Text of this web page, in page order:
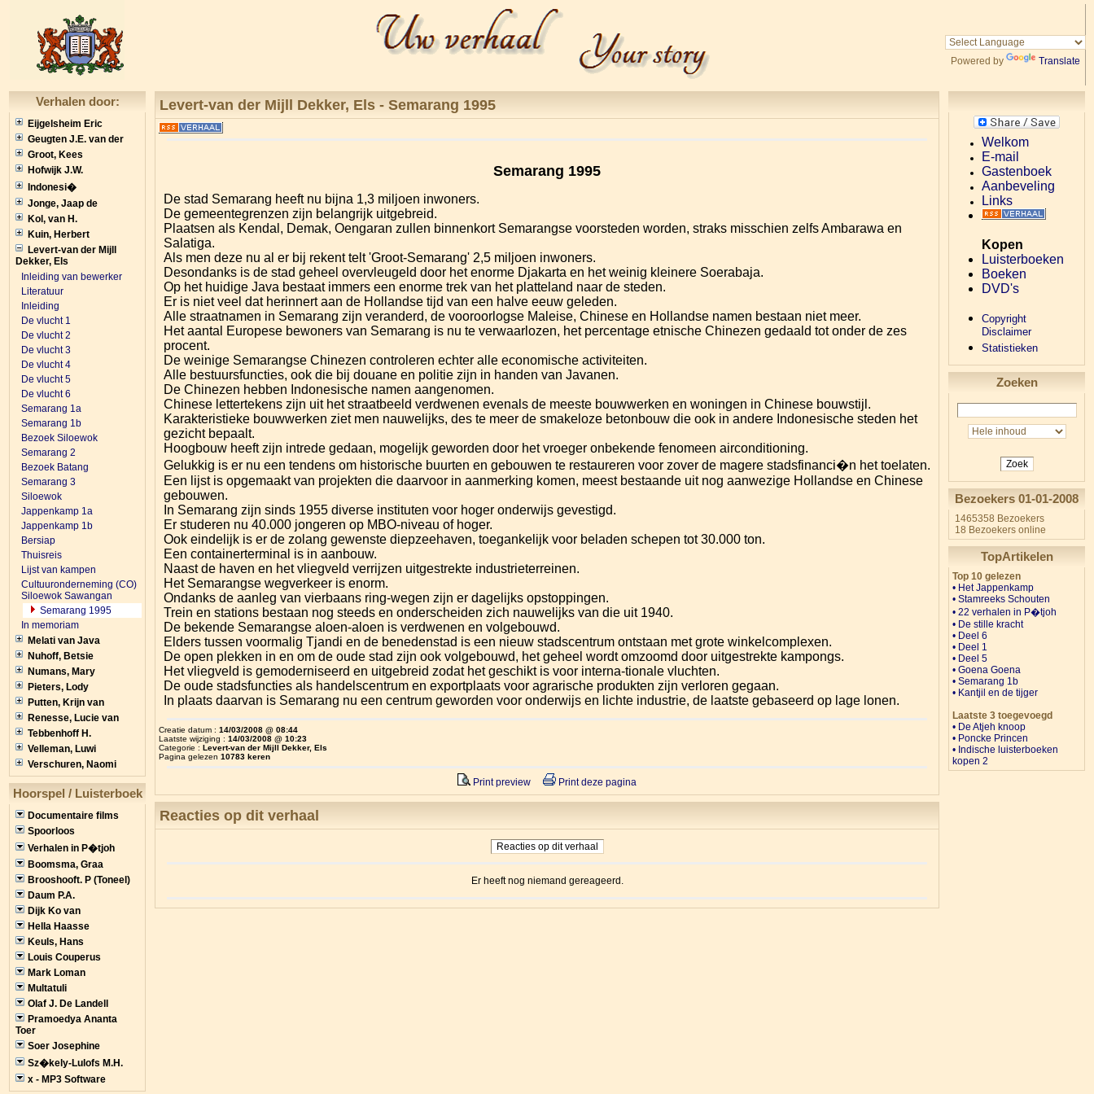
Verhalen door:
Eijgelsheim Eric
Geugten J.E. van der
Groot, Kees
Hofwijk J.W.
Indonesi�
Jonge, Jaap de
Kol, van H.
Kuin, Herbert
Levert-van der Mijll
Dekker, Els
Inleiding van bewerker
Literatuur
Inleiding
De vlucht 1
De vlucht 2
De vlucht 3
De vlucht 4
De vlucht 5
De vlucht 6
Semarang 1a
Semarang 1b
Bezoek Siloewok
Semarang 2
Bezoek Batang
Semarang 3
Siloewok
Jappenkamp 1a
Jappenkamp 1b
Bersiap
Thuisreis
Lijst van kampen
Cultuuronderneming (CO)
Siloewok Sawangan
Semarang 1995
In memoriam
Melati van Java
Nuhoff, Betsie
Numans, Mary
Pieters, Lody
Putten, Krijn van
Renesse, Lucie van
Tebbenhoff H.
Velleman, Luwi
Verschuren, Naomi
Hoorspel / Luisterboek
Documentaire films
Spoorloos
Verhalen in P�tjoh
Boomsma, Graa
Brooshooft. P (Toneel)
Daum P.A.
Dijk Ko van
Hella Haasse
Keuls, Hans
Louis Couperus
Mark Loman
Multatuli
Olaf J. De Landell
Pramoedya Ananta
Toer
Soer Josephine
Sz�kely-Lulofs M.H.
x - MP3 Software
Levert-van der Mijll Dekker, Els - Semarang 1995
Semarang 1995
De stad Semarang heeft nu bijna 1,3 miljoen inwoners.
De gemeentegrenzen zijn belangrijk uitgebreid.
Plaatsen als Kendal, Demak, Oengaran zullen binnenkort Semarangse voorsteden worden, straks misschien zelfs Ambarawa en
Salatiga.
Als men deze nu al er bij rekent telt 'Groot-Semarang' 2,5 miljoen inwoners.
Desondanks is de stad geheel overvleugeld door het enorme Djakarta en het weinig kleinere Soerabaja.
Op het huidige Java bestaat immers een enorme trek van het platteland naar de steden.
Er is niet veel dat herinnert aan de Hollandse tijd van een halve eeuw geleden.
Alle straatnamen in Semarang zijn veranderd, de vooroorlogse Maleise, Chinese en Hollandse namen bestaan niet meer.
Het aantal Europese bewoners van Semarang is nu te verwaarlozen, het percentage etnische Chinezen gedaald tot onder de zes
procent.
De weinige Semarangse Chinezen controleren echter alle economische activiteiten.
Alle bestuursfuncties, ook die bij douane en politie zijn in handen van Javanen.
De Chinezen hebben Indonesische namen aangenomen.
Chinese lettertekens zijn uit het straatbeeld verdwenen evenals de meeste bouwwerken en woningen in Chinese bouwstijl.
Karakteristieke bouwwerken ziet men nauwelijks, des te meer de smakeloze betonbouw die ook in andere Indonesische steden het
gezicht bepaalt.
Hoogbouw heeft zijn intrede gedaan, mogelijk geworden door het vroeger onbekende fenomeen airconditioning.
Gelukkig is er nu een tendens om historische buurten en gebouwen te restaureren voor zover de magere stadsfinanci�n het toelaten.
Een lijst is opgemaakt van projekten die daarvoor in aanmerking komen, meest bestaande uit nog aanwezige Hollandse en Chinese
gebouwen.
In Semarang zijn sinds 1955 diverse instituten voor hoger onderwijs gevestigd.
Er studeren nu 40.000 jongeren op MBO-niveau of hoger.
Ook eindelijk is er de zolang gewenste diepzeehaven, toegankelijk voor beladen schepen tot 30.000 ton.
Een containerterminal is in aanbouw.
Naast de haven en het vliegveld verrijzen uitgestrekte industrieterreinen.
Het Semarangse wegverkeer is enorm.
Ondanks de aanleg van vierbaans ring-wegen zijn er dagelijks opstoppingen.
Trein en stations bestaan nog steeds en onderscheiden zich nauwelijks van die uit 1940.
De bekende Semarangse aloen-aloen is verdwenen en volgebouwd.
Elders tussen voormalig Tjandi en de benedenstad is een nieuw stadscentrum ontstaan met grote winkelcomplexen.
De open plekken in en om de oude stad zijn ook volgebouwd, het geheel wordt omzoomd door uitgestrekte kampongs.
Het vliegveld is gemoderniseerd en uitgebreid zodat het geschikt is voor interna-tionale vluchten.
De oude stadsfuncties als handelscentrum en exportplaats voor agrarische produkten zijn verloren gegaan.
In plaats daarvan is Semarang nu een centrum geworden voor onderwijs en lichte industrie, de laatste gebaseerd op lage lonen.
Creatie datum : 14/03/2008 @ 08:44
Laatste wijziging : 14/03/2008 @ 10:23
Categorie : Levert-van der Mijll Dekker, Els
Pagina gelezen 10783 keren
Print preview Print deze pagina
Reacties op dit verhaal
Reacties op dit verhaal
Er heeft nog niemand gereageerd.
Welkom
E-mail
Gastenboek
Aanbeveling
Links
Kopen
Luisterboeken
Boeken
DVD's
Copyright
Disclaimer
Statistieken
Zoeken
Zoek
Bezoekers 01-01-2008
1465358 Bezoekers
18 Bezoekers online
TopArtikelen
Top 10 gelezen
• Het Jappenkamp
• Stamreeks Schouten
• 22 verhalen in P�tjoh
• De stille kracht
• Deel 6
• Deel 1
• Deel 5
• Goena Goena
• Semarang 1b
• Kantjil en de tijger
Laatste 3 toegevoegd
• De Atjeh knoop
• Poncke Princen
• Indische luisterboeken
kopen 2
Powered by Translate